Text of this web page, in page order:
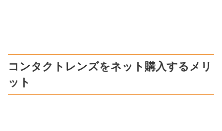
コンタクトレンズをネット購入するメリ
ット